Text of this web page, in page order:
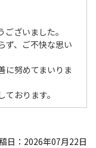
ざいました。
ず、ご不快な思い
に努めてまいりま
おります。
日：2026年07月22日